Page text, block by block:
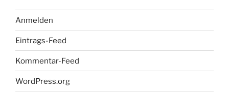
Anmelden
Eintrags-Feed
Kommentar-Feed
WordPress.org